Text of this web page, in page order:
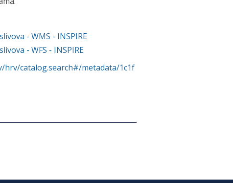
- WMS - INSPIRE
- WFS - INSPIRE
catalog.search#/metadata/1c1f